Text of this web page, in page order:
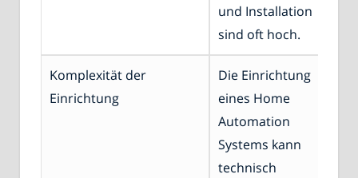
und Installation
sind oft hoch.
Komplexität der
Einrichtung
Die Einrichtung
eines Home
Automation
Systems kann
technisch